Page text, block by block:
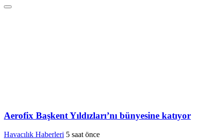
Aerofix Başkent Yıldızları’nı bünyesine katıyor
Havacılık Haberleri 5 saat önce